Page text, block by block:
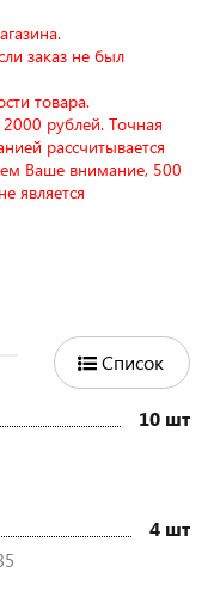
заказ не был
товара.
рублей. Точная
рассчитывается
Ваше внимание, 500
является
Список
10 шт
4 шт